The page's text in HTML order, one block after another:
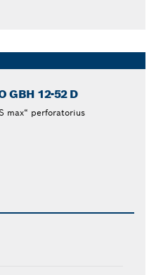
GBH 12-52 D
max“ perforatorius